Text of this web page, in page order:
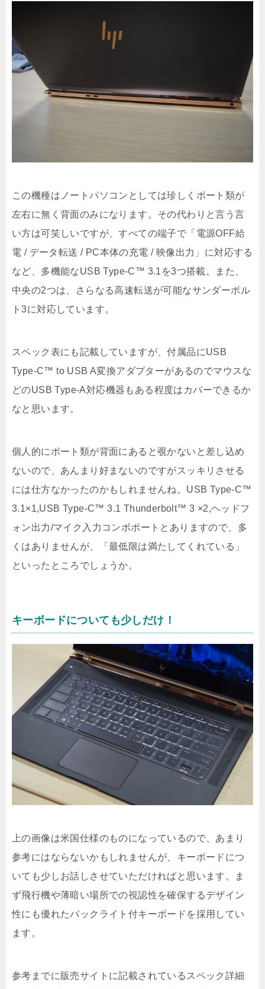
この機種はノートパソコンとしては珍しくポート類が
左右に無く背面のみになります。その代わりと言う言
い方は可笑しいですが、すべての端子で「電源OFF給
電 / データ転送 / PC本体の充電 / 映像出力」に対応する
など、多機能なUSB Type-C™ 3.1を3つ搭載。また、
中央の2つは、さらなる高速転送が可能なサンダーボル
ト3に対応しています。
スペック表にも記載していますが、付属品にUSB
Type-C™ to USB A変換アダプターがあるのでマウスな
どのUSB Type-A対応機器もある程度はカバーできるか
なと思います。
個人的にポート類が背面にあると覗かないと差し込め
ないので、あんまり好まないのですがスッキリさせる
には仕方なかったのかもしれませんね。USB Type-C™
3.1×1,USB Type-C™ 3.1 Thunderbolt™ 3 ×2,ヘッドフ
ォン出力/マイク入力コンボポートとありますので、多
くはありませんが、「最低限は満たしてくれている」
といったところでしょうか。
キーボードについても少しだけ！
上の画像は米国仕様のものになっているので、あまり
参考にはならないかもしれませんが、キーボードにつ
いても少しお話しさせていただければと思います。ま
ず飛行機や薄暗い場所での視認性を確保するデザイン
性にも優れたバックライト付キーボードを採用してい
ます。
参考までに販売サイトに記載されているスペック詳細